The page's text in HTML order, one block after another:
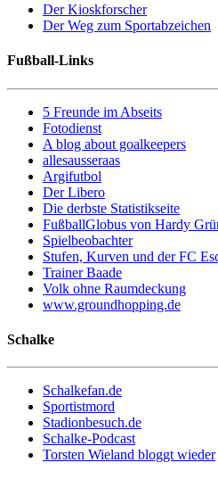
Der Kioskforscher
Der Weg zum Sportabzeichen
Fußball-Links
5 Freunde im Abseits
Fotodienst
A blog about goalkeepers
allesausseraas
Argifutbol
Der Libero
Die derbste Statistikseite
FußballGlobus von Hardy
Spielbeobachter
Stufen, Kurven und der FC
Trainer Baade
Volk ohne Raumdeckung
www.groundhopping.de
Schalke
Schalkefan.de
Sportistmord
Stadionbesuch.de
Schalke-Podcast
Torsten Wieland bloggt wieder